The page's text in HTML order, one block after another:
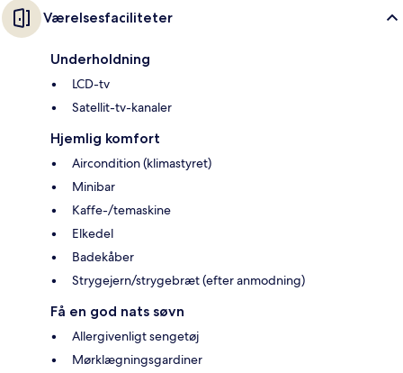
Værelsesfaciliteter
Underholdning
LCD-tv
Satellit-tv-kanaler
Hjemlig komfort
Aircondition (klimastyret)
Minibar
Kaffe-/temaskine
Elkedel
Badekåber
Strygejern/strygebræt (efter anmodning)
Få en god nats søvn
Allergivenligt sengetøj
Mørklægningsgardiner